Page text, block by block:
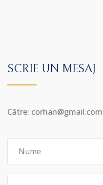
SCRIE UN MESAJ
Către: corhan@gmail.com